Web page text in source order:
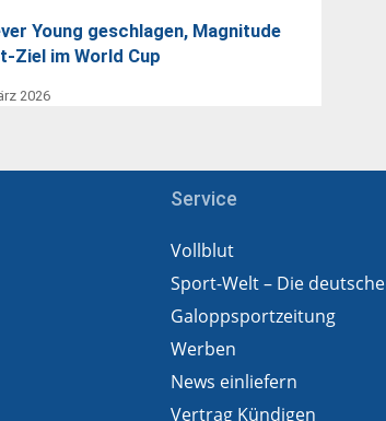
Young geschlagen, Magnitude
Ziel im World Cup
2026
Service
Vollblut
Sport-Welt – Die deutsche
Galoppsportzeitung
Werben
News einliefern
Vertrag Kündigen